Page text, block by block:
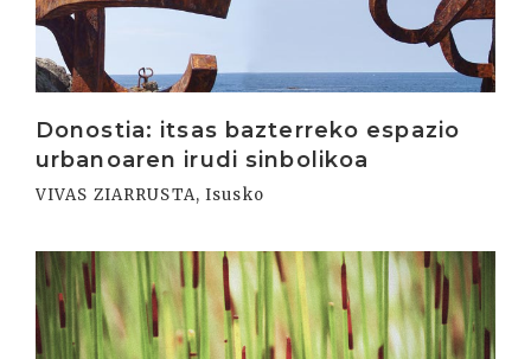
Donostia: itsas bazterreko espazio
urbanoaren irudi sinbolikoa
VIVAS ZIARRUSTA, Isusko
Irakurri